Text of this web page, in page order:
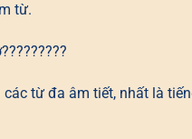
từ.
từ đa âm tiết, nhất là